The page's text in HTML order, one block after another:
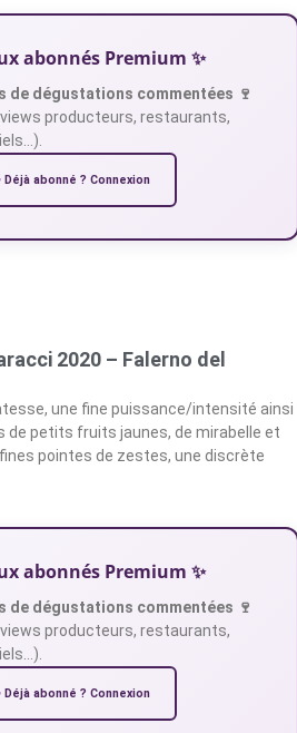
abonnés Premium ✨
de dégustations commentées 🍷
producteurs, restaurants,
Déjà abonné ? Connexion
2020 – Falerno del
une fine puissance/intensité ainsi
de petits fruits jaunes, de mirabelle et
pointes de zestes, une discrète
abonnés Premium ✨
de dégustations commentées 🍷
producteurs, restaurants,
Déjà abonné ? Connexion